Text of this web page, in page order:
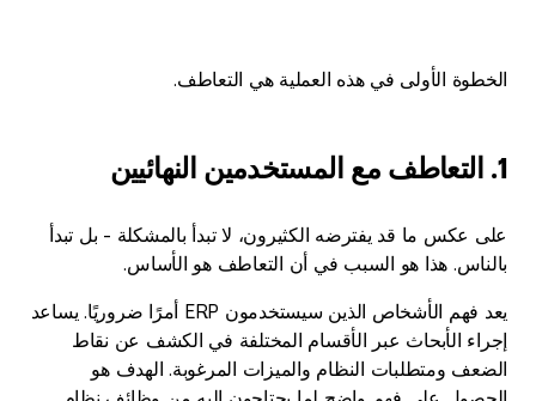
الخطوة الأولى في هذه العملية هي التعاطف.
1. التعاطف مع المستخدمين النهائيين
على عكس ما قد يفترضه الكثيرون، لا تبدأ بالمشكلة - بل تبدأ
بالناس. هذا هو السبب في أن التعاطف هو الأساس.
يعد فهم الأشخاص الذين سيستخدمون ERP أمرًا ضروريًا. يساعد
إجراء الأبحاث عبر الأقسام المختلفة في الكشف عن نقاط
الضعف ومتطلبات النظام والميزات المرغوبة. الهدف هو